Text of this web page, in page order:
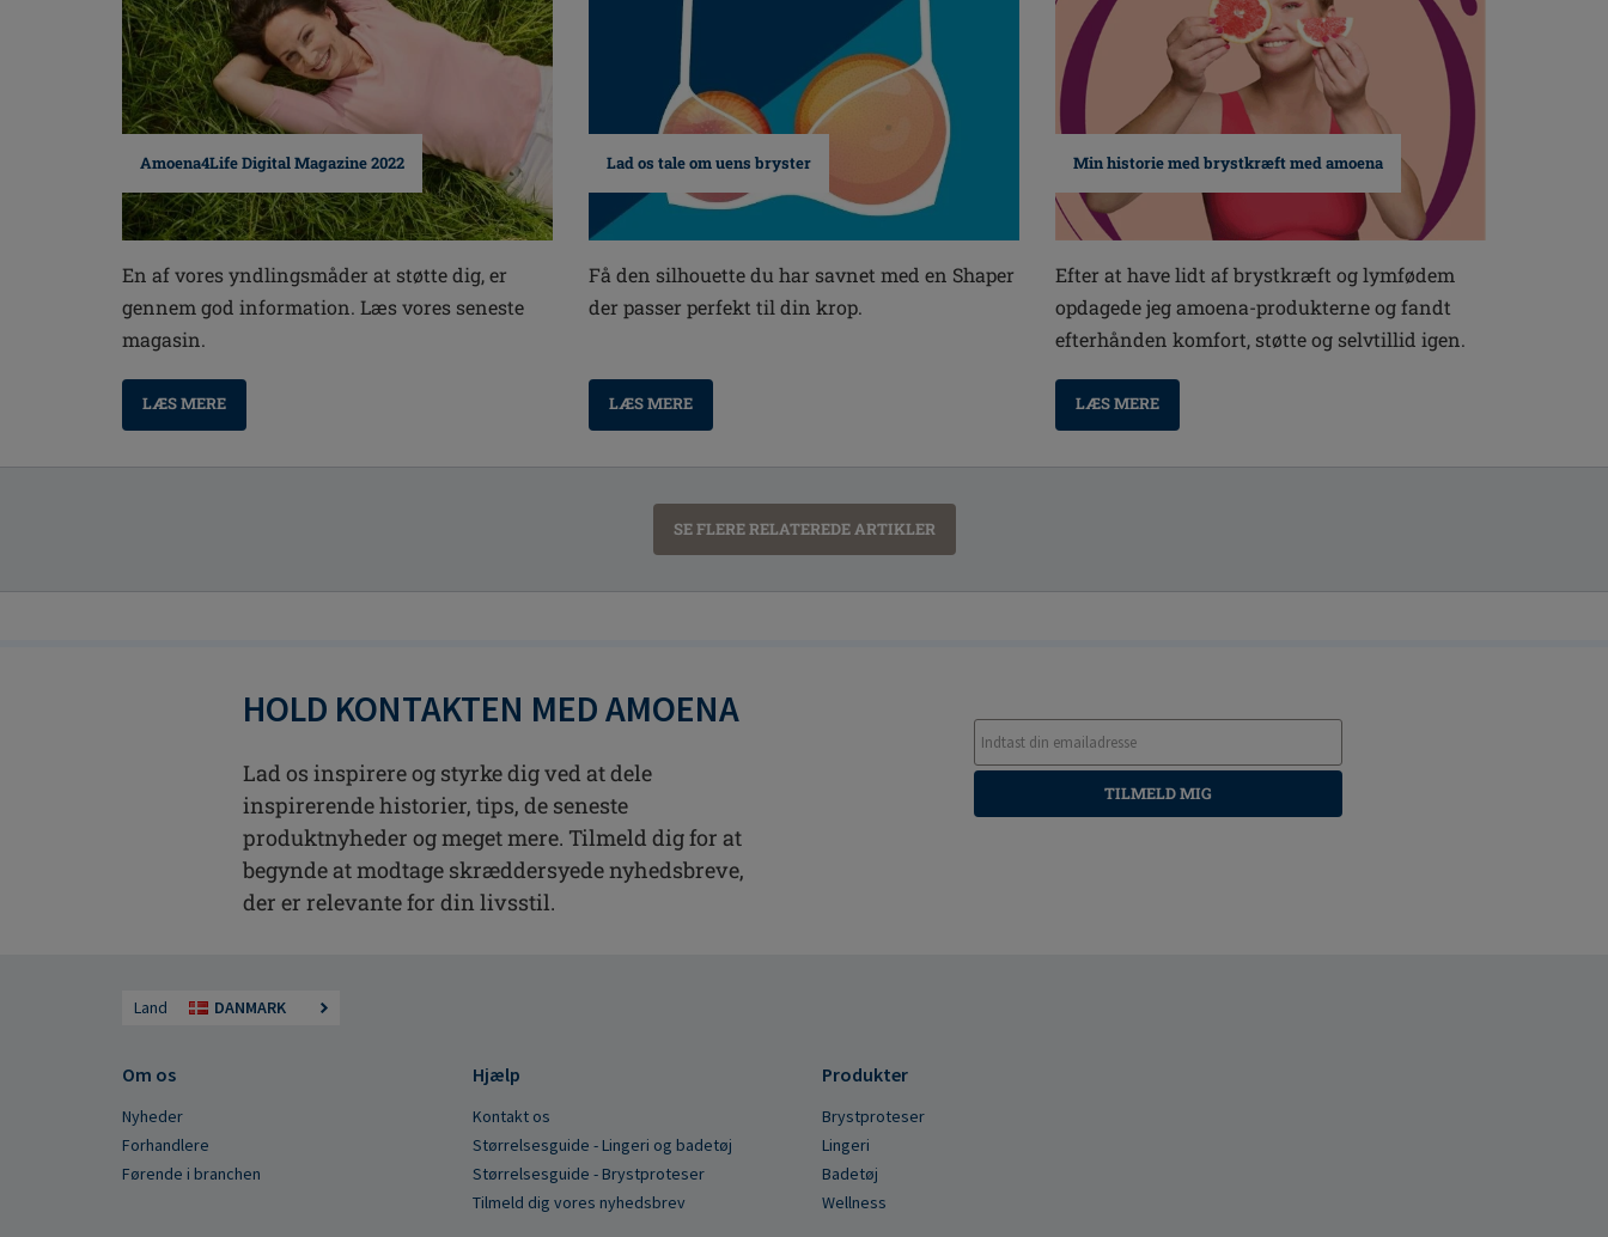
Amoena4Life Digital Magazine 2022
En af vores yndlingsmåder at støtte dig, er
gennem god information. Læs vores seneste
magasin.
LÆS MERE
Lad os tale om uens bryster
Få den silhouette du har savnet med en Shaper
der passer perfekt til din krop.
LÆS MERE
Min historie med brystkræft med amoena
Efter at have lidt af brystkræft og lymfødem
opdagede jeg amoena-produkterne og fandt
efterhånden komfort, støtte og selvtillid igen.
LÆS MERE
SE FLERE RELATEREDE ARTIKLER
HOLD KONTAKTEN MED AMOENA
Lad os inspirere og styrke dig ved at dele
inspirerende historier, tips, de seneste
produktnyheder og meget mere. Tilmeld dig for at
begynde at modtage skræddersyede nyhedsbreve,
der er relevante for din livsstil.
TILMELD MIG
Land DANMARK
Om os
Nyheder
Forhandlere
Førende i branchen
Hjælp
Kontakt os
Størrelsesguide - Lingeri og badetøj
Størrelsesguide - Brystproteser
Tilmeld dig vores nyhedsbrev
Produkter
Brystproteser
Lingeri
Badetøj
Wellness